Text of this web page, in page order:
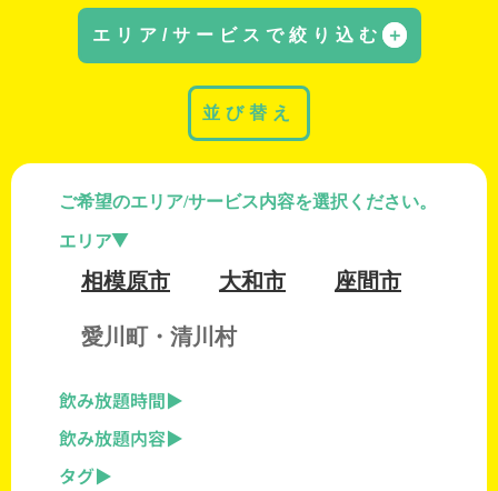
エリア/サービスで絞り込む ＋
ご希望のエリア/サービス内容を選択ください。
エリア
相模原市 大和市 座間市
愛川町・清川村
飲み放題時間
飲み放題内容
タグ
並び替え